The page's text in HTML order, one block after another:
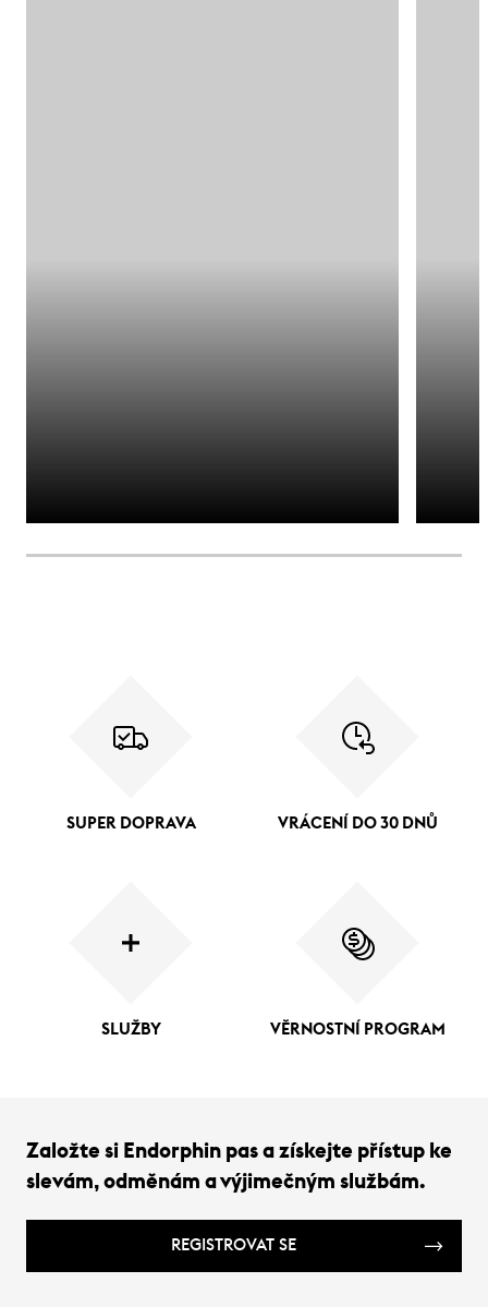
SUPER DOPRAVA VRÁCENÍ DO 30 DNŮ
SLUŽBY VĚRNOSTNÍ PROGRAM
Založte si Endorphin pas a získejte přístup ke
slevám, odměnám a výjimečným službám.
REGISTROVAT SE